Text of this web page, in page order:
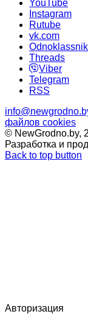
YouTube
Instagram
Rutube
vk.com
Threads
Viber
Telegram
RSS
файлов cookies
© NewGrodno.by,
Разработка и
Back to top button
Авторизация